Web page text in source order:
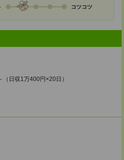
コツコツ
日収1万400円×20日）